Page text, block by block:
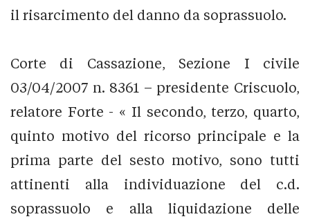
il risarcimento del danno da soprassuolo.
Corte di Cassazione, Sezione I civile
03/04/2007 n. 8361 – presidente Criscuolo,
relatore Forte - « Il secondo, terzo, quarto,
quinto motivo del ricorso principale e la
prima parte del sesto motivo, sono tutti
attinenti alla individuazione del c.d.
soprassuolo e alla liquidazione delle